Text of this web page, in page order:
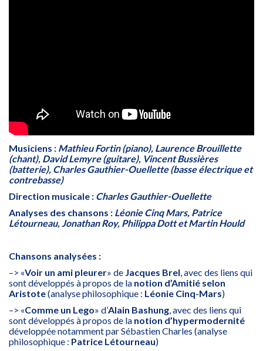
Musiciens : Mathieu Fortin (piano), Laurence Brouillette
(chant), David Lemyre (guitare), Vincent Bussières
(batterie), Charles Gauthier-Ouellette (basse électrique et
contrebasse)
Direction musicale : Charles Gauthier-Ouellette
Analyses des chansons : Léonie Cinq Mars, Patrice
Létourneau, Jonathan Roy, Philippa Dott et Martin Hould
Chansons analysées :
–> «Voir un ami pleurer» de Jacques Brel , avec des liens qui
sont développés à propos de la notion d’Amitié selon
Aristote(analyse philosophique : Léonie Cinq-Mars)
–> «Comme un Lego» d’Alain Bashung , avec des liens qui
sont développés à propos de la notion d’hypermodernité
développée notamment par Sébastien Charles (analyse
philosophique : Patrice Létourneau)